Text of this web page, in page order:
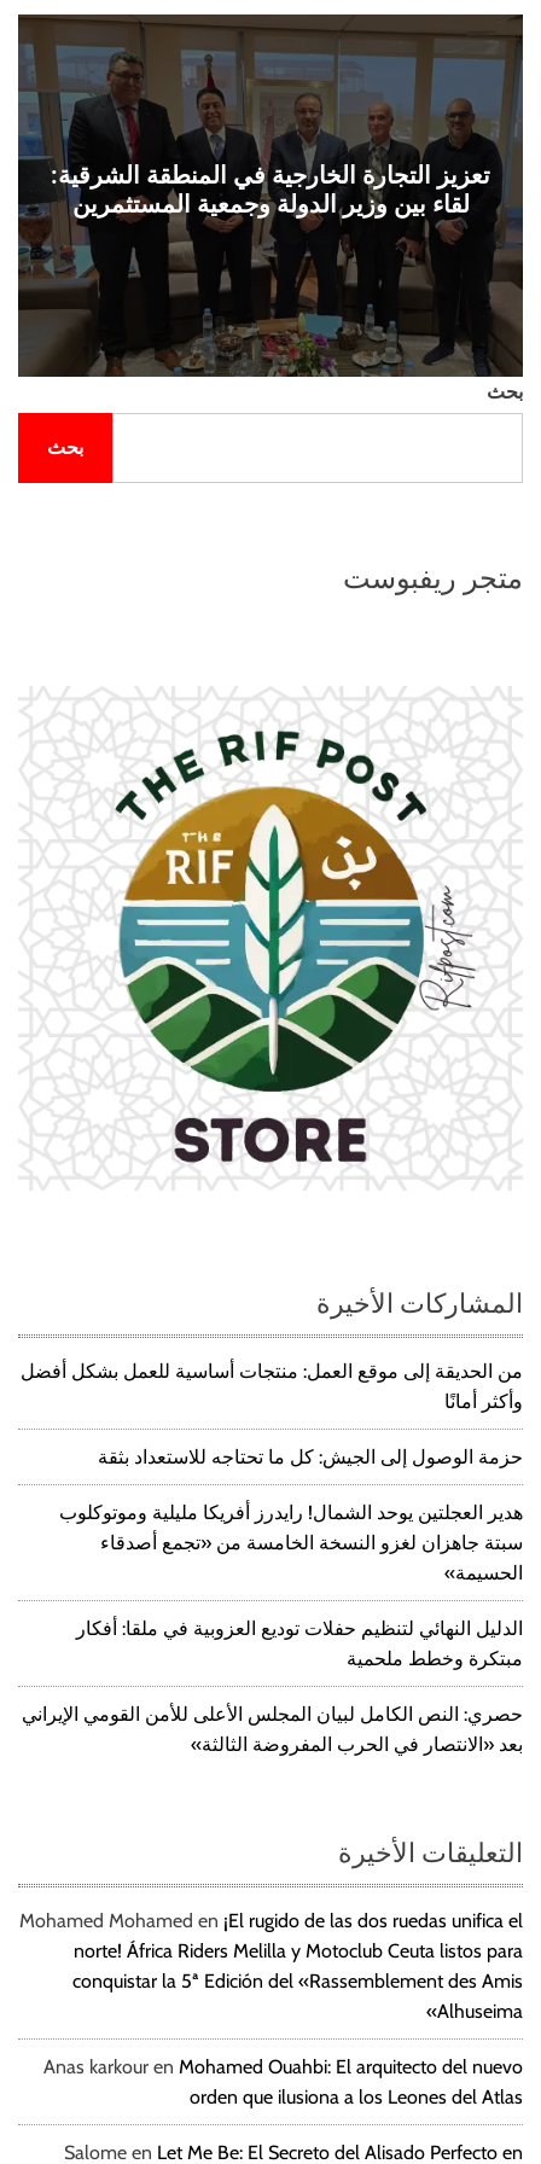
ح
ة
ل
ل
و
تعزيز التجارة الخارجية في المنطقة الشرقية:
لقاء بين وزير الدولة وجمعية المستثمرين
بحث
بحث
متجر ريفبوست
المشاركات الأخيرة
من الحديقة إلى موقع العمل: منتجات أساسية للعمل بشكل أفضل
وأكثر أمانًا
حزمة الوصول إلى الجيش: كل ما تحتاجه للاستعداد بثقة
هدير العجلتين يوحد الشمال! رايدرز أفريكا مليلية وموتوكلوب
سبتة جاهزان لغزو النسخة الخامسة من «تجمع أصدقاء
الحسيمة»
الدليل النهائي لتنظيم حفلات توديع العزوبية في ملقا: أفكار
مبتكرة وخطط ملحمية
حصري: النص الكامل لبيان المجلس الأعلى للأمن القومي الإيراني
بعد «الانتصار في الحرب المفروضة الثالثة»
التعليقات الأخيرة
Mohamed Mohamed en ¡El rugido de las dos ruedas unifica el
norte! África Riders Melilla y Motoclub Ceuta listos para
conquistar la 5ª Edición del «Rassemblement des Amis
Alhuseima»
Anas karkour en Mohamed Ouahbi: El arquitecto del nuevo
orden que ilusiona a los Leones del Atlas
Salome en Let Me Be: El Secreto del Alisado Perfecto en